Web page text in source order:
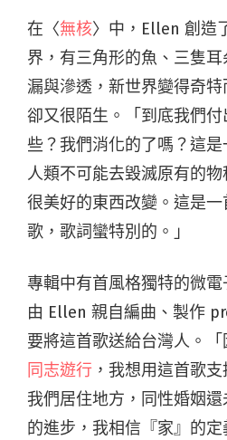
在〈無核〉中，Ellen 創造
界，有三角形的魚、三隻
漏與滲透，新世界變得奇特
卻又很陌生。「到底我們
些？我們消化的了嗎？這是
人類不可能去毀滅原有的
很美好的東西改變。這是
歌，歌詞蠻特別的。」
專輯中有首風格獨特的微
由 Ellen 親自編曲、製作
要將這首歌送給台灣人。「
同志遊行 ，我想用這首歌
我們居住地方，同性婚姻
的進步，我相信『家』的